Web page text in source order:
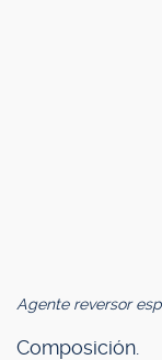
Agente reversor
Composición.